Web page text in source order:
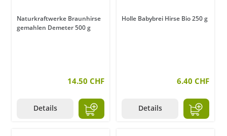
Naturkraftwerke Braunhirse
gemahlen Demeter 500 g
14.50 CHF
Details
Holle Babybrei Hirse Bio 250 g
6.40 CHF
Details